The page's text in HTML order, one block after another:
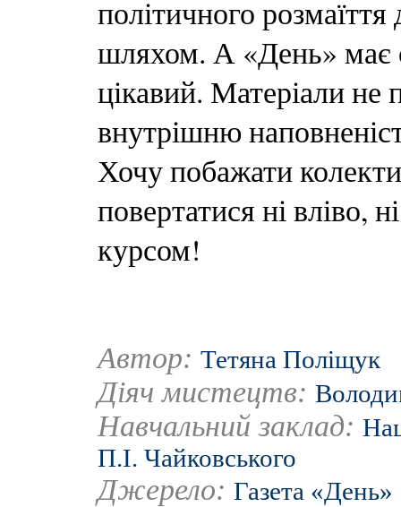
політичного
шляхом. А «День» має
цікавий. Матеріали не
внутрішню
Хочу побажати
повертатися ні вліво,
курсом!
Автор: Тетяна Поліщук
Діяч мистецтв:
Навчальний заклад:
П.І. Чайковського
Джерело: Газета «День»